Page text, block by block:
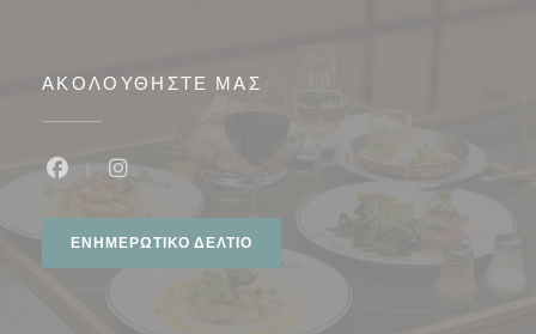
ΑΚΟΛΟΥΘΉΣΤΕ ΜΑΣ
ΕΝΗΜΕΡΩΤΙΚΌ ΔΕΛΤΊΟ